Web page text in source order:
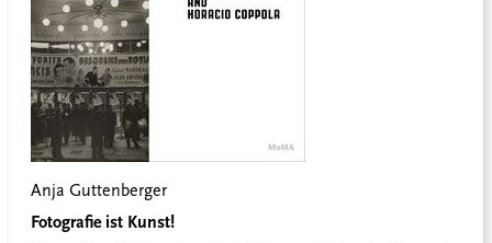
Anja Guttenberger
Fotografie ist Kunst!